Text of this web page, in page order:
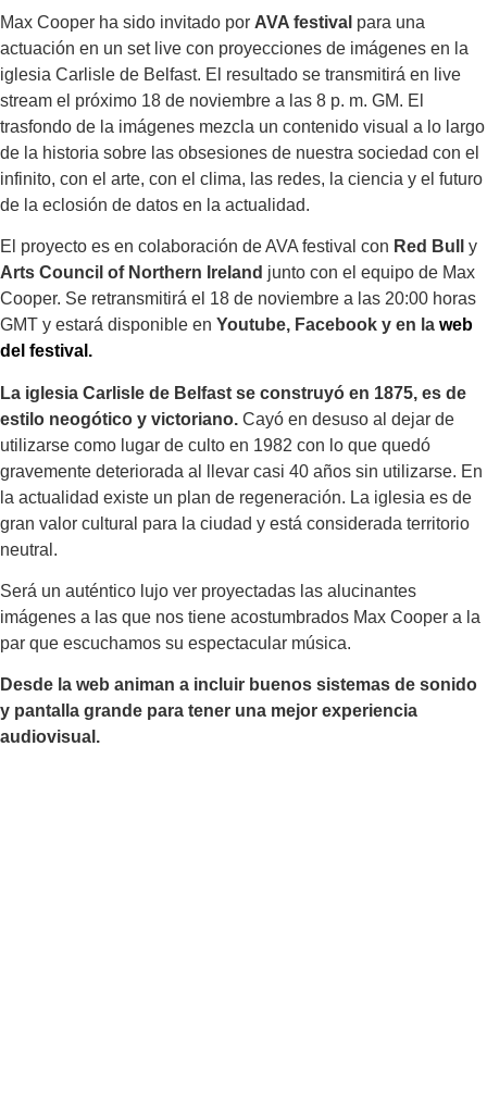
Max Cooper ha sido invitado por AVA festival para una
actuación en un set live con proyecciones de imágenes en la
iglesia Carlisle de Belfast. El resultado se transmitirá en live
stream el próximo 18 de noviembre a las 8 p. m. GM. El
trasfondo de la imágenes mezcla un contenido visual a lo largo
de la historia sobre las obsesiones de nuestra sociedad con el
infinito, con el arte, con el clima, las redes, la ciencia y el futuro
de la eclosión de datos en la actualidad.
El proyecto es en colaboración de AVA festival con Red Bull
y
Arts Council of Northern Ireland junto con el equipo de Max
Cooper. Se retransmitirá el 18 de noviembre a las 20:00 horas
GMT y estará disponible en Youtube, Facebook y en la web
del festival.
La iglesia Carlisle de Belfast se construyó en 1875, es de
estilo neogótico y victoriano. Cayó en desuso al dejar de
utilizarse como lugar de culto en 1982 con lo que quedó
gravemente deteriorada al llevar casi 40 años sin utilizarse. En
la actualidad existe un plan de regeneración. La iglesia es de
gran valor cultural para la ciudad y está considerada territorio
neutral.
Será un auténtico lujo ver proyectadas las alucinantes
imágenes a las que nos tiene acostumbrados Max Cooper a la
par que escuchamos su espectacular música.
Desde la web animan a incluir buenos sistemas de sonido
y pantalla grande para tener una mejor experiencia
audiovisual.